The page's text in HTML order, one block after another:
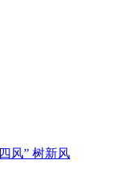
风” 树新风